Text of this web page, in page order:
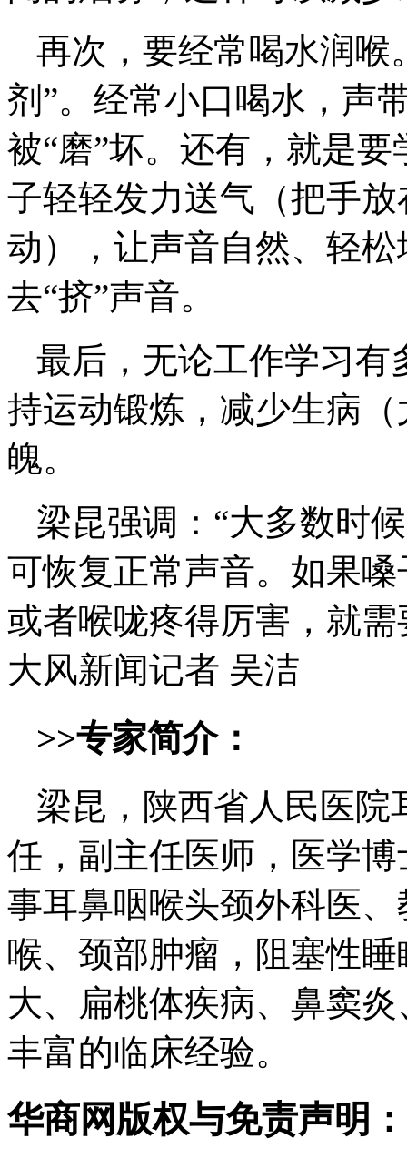
再次，要经常喝水润喉
剂”。经常小口喝水，声
被“磨”坏。还有，就是
子轻轻发力送气（把手
动），让声音自然、轻
去“挤”声音。
最后，无论工作学习有
持运动锻炼，减少生病
魄。
梁昆强调：“大多数时
可恢复正常声音。如果
或者喉咙疼得厉害，就
大风新闻记者 吴洁
>>专家简介：
梁昆，陕西省人民医院
任，副主任医师，医学
事耳鼻咽喉头颈外科医
喉、颈部肿瘤，阻塞性
大、扁桃体疾病、鼻窦
丰富的临床经验。
华商网版权与免责声明：